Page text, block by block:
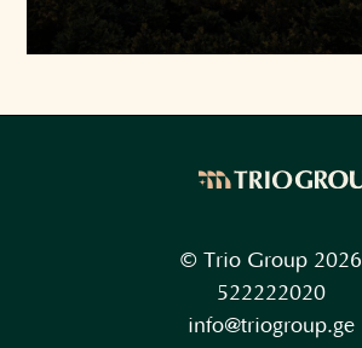
© Trio Group 2026
522222020
info@triogroup.ge